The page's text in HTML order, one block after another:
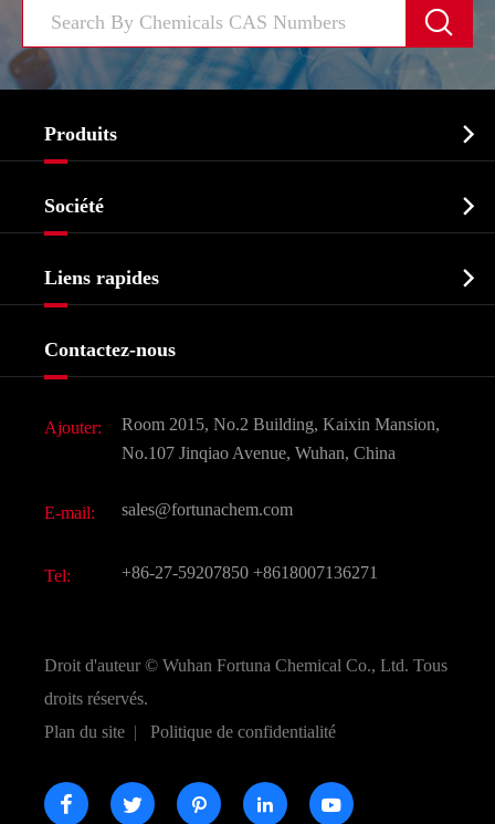

Produits 
Biochimique
Produits agrochimiques et intermédiaires
Ingrédients cosmétiques
Saveurs et parfums
CAS chimiques
Société 
Histoire de l'entreprise
Liens rapides 
Contactez-nous
Ajouter:
Room 2015, No.2 Building, Kaixin Mansion,
No.107 Jinqiao Avenue, Wuhan, China
E-mail: sales@fortunachem.com
Tel: +86-27-59207850 +8618007136271
Droit d'auteur © Wuhan Fortuna Chemical Co., Ltd. Tous
droits réservés.
Plan du site | Politique de confidentialité
    